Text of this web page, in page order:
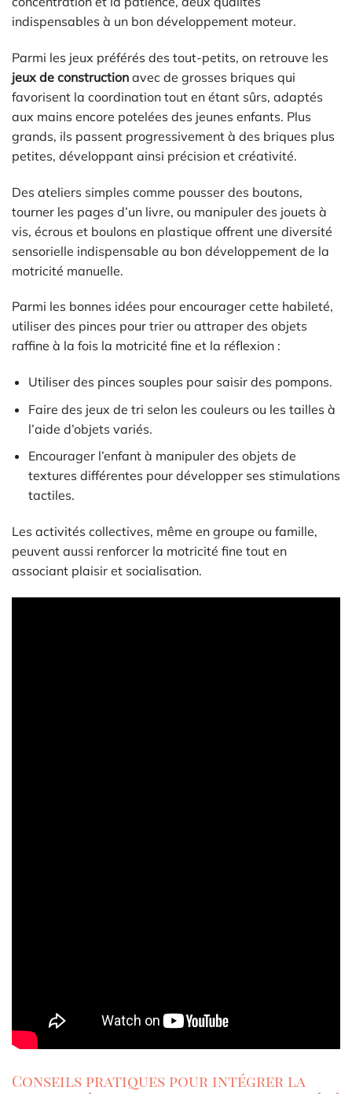
indispensables à un bon développement moteur.
Parmi les jeux préférés des tout-petits, on retrouve les
jeux de construction avec de grosses briques qui
favorisent la coordination tout en étant sûrs, adaptés
aux mains encore potelées des jeunes enfants. Plus
grands, ils passent progressivement à des briques plus
petites, développant ainsi précision et créativité.
Des ateliers simples comme pousser des boutons,
tourner les pages d’un livre, ou manipuler des jouets à
vis, écrous et boulons en plastique offrent une diversité
sensorielle indispensable au bon développement de la
motricité manuelle.
Parmi les bonnes idées pour encourager cette habileté,
utiliser des pinces pour trier ou attraper des objets
raffine à la fois la motricité fine et la réflexion :
Utiliser des pinces souples pour saisir des pompons.
Faire des jeux de tri selon les couleurs ou les tailles à
l’aide d’objets variés.
Encourager l’enfant à manipuler des objets de
textures différentes pour développer ses stimulations
tactiles.
Les activités collectives, même en groupe ou famille,
peuvent aussi renforcer la motricité fine tout en
associant plaisir et socialisation.
Conseils pratiques pour intégrer la